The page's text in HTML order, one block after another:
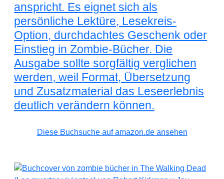
anspricht. Es eignet sich als
persönliche Lektüre, Lesekreis-
Option, durchdachtes Geschenk oder
Einstieg in Zombie-Bücher. Die
Ausgabe sollte sorgfältig verglichen
werden, weil Format, Übersetzung
und Zusatzmaterial das Leseerlebnis
deutlich verändern können.
Diese Buchsuche auf amazon.de ansehen